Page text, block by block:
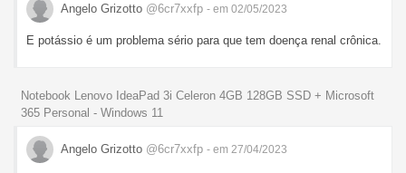
Angelo Grizotto @6cr7xxfp - em 02/05/2023
E potássio é um problema sério para que tem doença renal crônica.
Notebook Lenovo IdeaPad 3i Celeron 4GB 128GB SSD + Microsoft
365 Personal - Windows 11
Angelo Grizotto @6cr7xxfp - em 27/04/2023